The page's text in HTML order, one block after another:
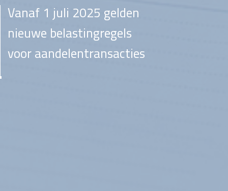
Vanaf 1 juli 2025 gelden
nieuwe belastingregels
voor aandelentransacties